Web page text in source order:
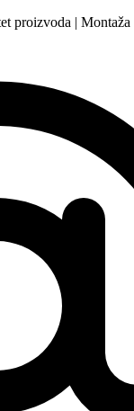
proizvoda |